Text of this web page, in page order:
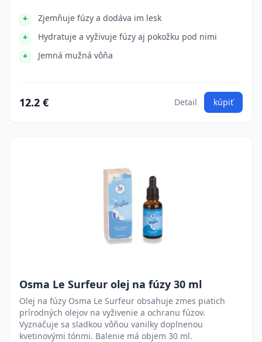
Zjemňuje fúzy a dodáva im lesk
Hydratuje a vyživuje fúzy aj pokožku pod nimi
Jemná mužná vôňa
12.2 € Detail kúpiť
Osma Le Surfeur olej na fúzy 30 ml
Olej na fúzy Osma Le Surfeur obsahuje zmes piatich
prírodných olejov na vyživenie a ochranu fúzov.
Vyznačuje sa sladkou vôňou vanilky doplnenou
kvetinovými tónmi. Balenie má objem 30 ml.